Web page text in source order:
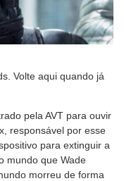
Volte aqui quando já
pela AVT para ouvir
responsável por esse
para extinguir a
mundo que Wade
morreu de forma